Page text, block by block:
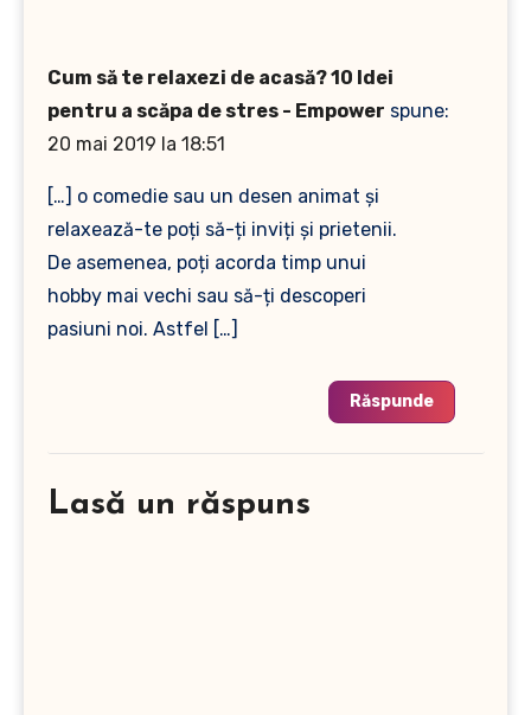
Cum să te relaxezi de acasă? 10 Idei
pentru a scăpa de stres - Empower spune:
20 mai 2019 la 18:51
[…] o comedie sau un desen animat și
relaxează-te poți să-ți inviți și prietenii.
De asemenea, poți acorda timp unui
hobby mai vechi sau să-ți descoperi
pasiuni noi. Astfel […]
Răspunde
Lasă un răspuns